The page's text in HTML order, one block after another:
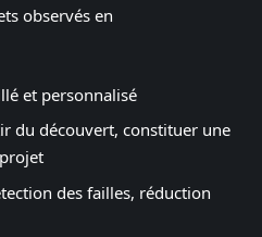
observés en
et personnalisé
du découvert, constituer une
des failles, réduction